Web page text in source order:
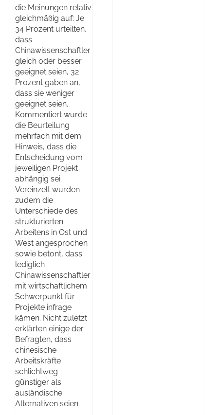
die Meinungen relativ
gleichmäßig auf: Je
34 Prozent urteilten,
dass
Chinawissenschaftler
gleich oder besser
geeignet seien, 32
Prozent gaben an,
dass sie weniger
geeignet seien.
Kommentiert wurde
die Beurteilung
mehrfach mit dem
Hinweis, dass die
Entscheidung vom
jeweiligen Projekt
abhängig sei.
Vereinzelt wurden
zudem die
Unterschiede des
strukturierten
Arbeitens in Ost und
West angesprochen
sowie betont, dass
lediglich
Chinawissenschaftler
mit wirtschaftlichem
Schwerpunkt für
Projekte infrage
kämen. Nicht zuletzt
erklärten einige der
Befragten, dass
chinesische
Arbeitskräfte
schlichtweg
günstiger als
ausländische
Alternativen seien.